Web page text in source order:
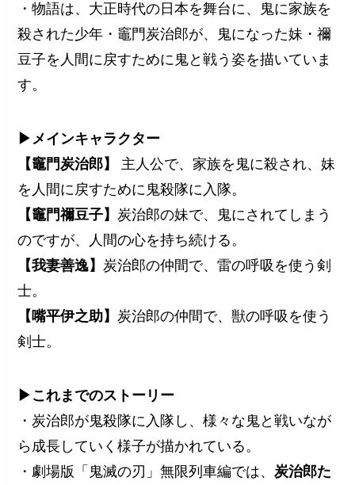
・物語は、大正時代の日本を舞台に、鬼に家族を
殺された少年・竈門炭治郎が、鬼になった妹・禰
豆子を人間に戻すために鬼と戦う姿を描いていま
す。
▶メインキャラクター
【竈門炭治郎】
主人公で、家族を鬼に殺され、妹
を人間に戻すために鬼殺隊に入隊。
【竈門禰豆子】炭治郎の妹で、鬼にされてしまう
のですが、人間の心を持ち続ける。
【我妻善逸】炭治郎の仲間で、雷の呼吸を使う剣
士。
【嘴平伊之助】炭治郎の仲間で、獣の呼吸を使う
剣士。
▶これまでのストーリー
・炭治郎が鬼殺隊に入隊し、様々な鬼と戦いなが
ら成長していく様子が描かれている。
・劇場版「鬼滅の刃」無限列車編では、炭治郎た